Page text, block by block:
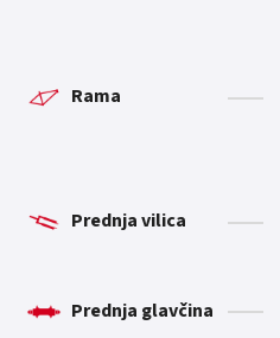
Rama
Prednja vilica
Prednja glavčina